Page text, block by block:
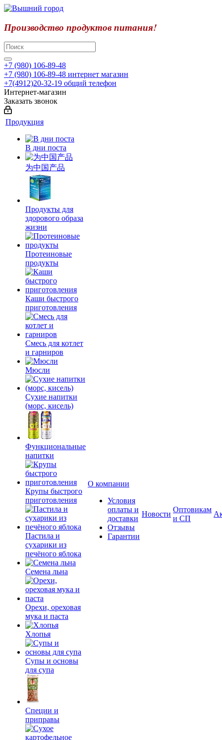
Производство продуктов питания!
+7 (980) 106-89-48
+7 (980) 106-89-48 интернет магазин
+7(4912)20-32-19 общий телефон
Интернет-магазин
Заказать звонок
Продукция
В дни поста
为中国产品
Продукты для
здорового образа
жизни
Протеиновые
продукты
Каши быстрого
приготовления
Смесь для котлет
и гарниров
Мюсли
Сухие напитки
(морс, кисель)
Функциональные
напитки
Крупы быстрого
приготовления
Пастила и
сухарики из
печёного яблока
Семена льна
Орехи, ореховая
мука и паста
Хлопья
Супы и основы
для супа
Специи и
приправы
О компании
Условия
оплаты и
доставки
Отзывы
Гарантии
Новости
Оптовикам
и СП